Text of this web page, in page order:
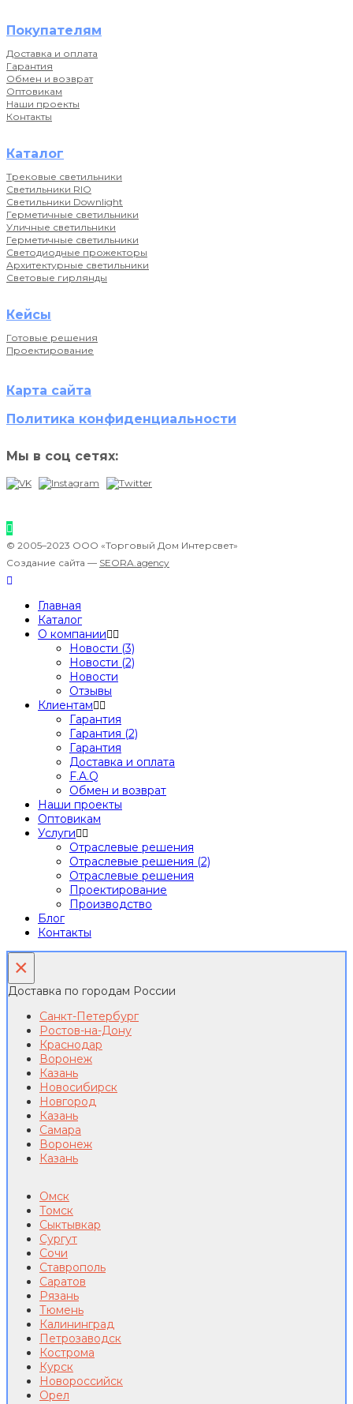
Покупателям
Доставка и оплата
Гарантия
Обмен и возврат
Оптовикам
Наши проекты
Контакты
Каталог
Трековые светильники
Светильники RIO
Светильники Downlight
Герметичные светильники
Уличные светильники
Герметичные светильники
Светодиодные прожекторы
Архитектурные светильники
Световые гирлянды
Кейсы
Готовые решения
Проектирование
Карта сайта
Политика конфиденциальности
Мы в соц сетях:
© 2005–2023 ООО «Торговый Дом Интерсвет»
Создание сайта — SEORA.agency
Главная
Каталог
О компании
Новости (3)
Новости (2)
Новости
Отзывы
Клиентам
Гарантия
Гарантия (2)
Гарантия
Доставка и оплата
F.A.Q
Обмен и возврат
Наши проекты
Оптовикам
Услуги
Отраслевые решения
Отраслевые решения (2)
Отраслевые решения
Проектирование
Производство
Блог
Контакты
×
Доставка по городам России
Санкт-Петербург
Ростов-на-Дону
Краснодар
Воронеж
Казань
Новосибирск
Новгород
Казань
Самара
Воронеж
Казань
Омск
Томск
Сыктывкар
Сургут
Сочи
Ставрополь
Саратов
Рязань
Тюмень
Калининград
Петрозаводск
Кострома
Курск
Новороссийск
Орел